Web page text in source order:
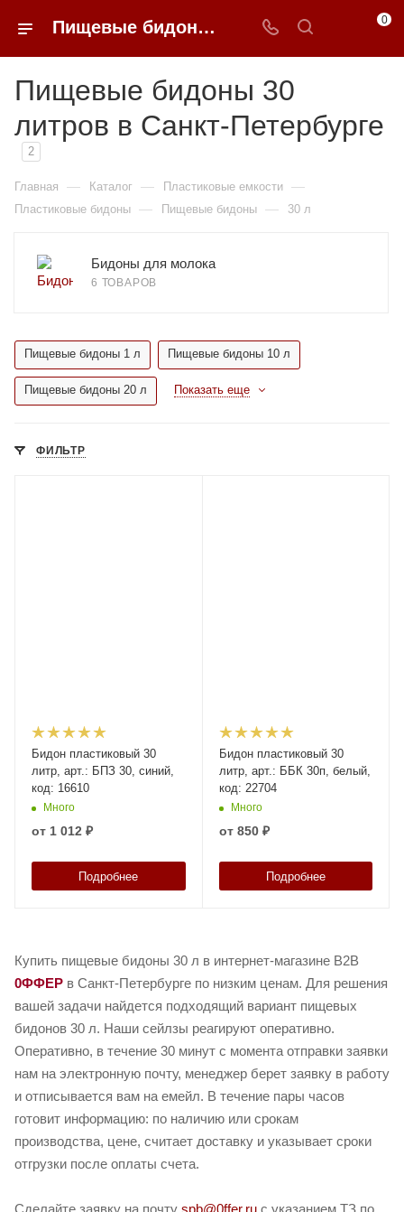
Пищевые бидоны 30 литров недорого в Санкт-Петербурге | 0FFER 0
Пищевые бидоны 30
литров в Санкт-Петербурге
2
Главная — Каталог — Пластиковые емкости —
Пластиковые бидоны — Пищевые бидоны — 30 л
Бидоны для молока
6 ТОВАРОВ
Пищевые бидоны 1 л Пищевые бидоны 10 л
Пищевые бидоны 20 л Показать еще
ФИЛЬТР
Бидон пластиковый 30
литр, арт.: БПЗ 30, синий,
код: 16610
Много
от 1 012 ₽
Подробнее
Бидон пластиковый 30
литр, арт.: ББК 30п, белый,
код: 22704
Много
от 850 ₽
Подробнее
Купить пищевые бидоны 30 л в интернет-магазине B2B
0ФФЕР в Санкт-Петербурге по низким ценам. Для решения
вашей задачи найдется подходящий вариант пищевых
бидонов 30 л. Наши сейлзы реагируют оперативно.
Оперативно, в течение 30 минут с момента отправки заявки
нам на электронную почту, менеджер берет заявку в работу
и отписывается вам на емейл. В течение пары часов
готовит информацию: по наличию или срокам
производства, цене, считает доставку и указывает сроки
отгрузки после оплаты счета.
Сделайте заявку на почту spb@0ffer.ru с указанием ТЗ по